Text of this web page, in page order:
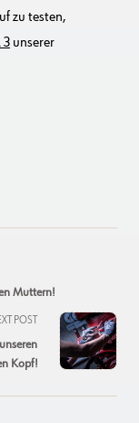
zu testen,
3 unserer
Muttern!
POST
Kopf!